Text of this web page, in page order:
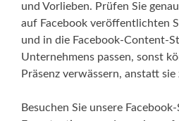
und Vorlieben. Prüfen Sie
auf Facebook veröffentlichten
und in die Facebook-Content-
Unternehmens passen, sonst
Präsenz verwässern, anstatt sie
Besuchen Sie unsere